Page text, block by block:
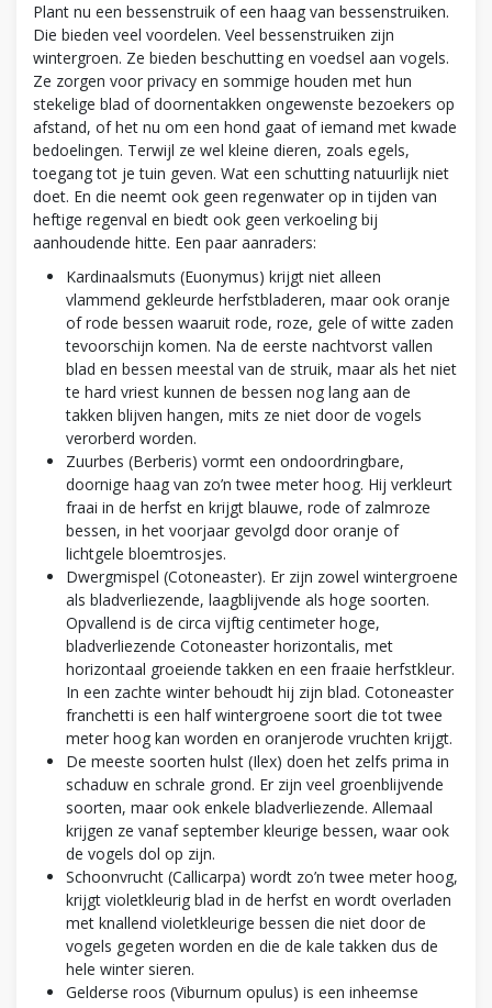
Plant nu een bessenstruik of een haag van bessenstruiken.
Die bieden veel voordelen. Veel bessenstruiken zijn
wintergroen. Ze bieden beschutting en voedsel aan vogels.
Ze zorgen voor privacy en sommige houden met hun
stekelige blad of doornentakken ongewenste bezoekers op
afstand, of het nu om een hond gaat of iemand met kwade
bedoelingen. Terwijl ze wel kleine dieren, zoals egels,
toegang tot je tuin geven. Wat een schutting natuurlijk niet
doet. En die neemt ook geen regenwater op in tijden van
heftige regenval en biedt ook geen verkoeling bij
aanhoudende hitte. Een paar aanraders:
Kardinaalsmuts (Euonymus) krijgt niet alleen
vlammend gekleurde herfstbladeren, maar ook oranje
of rode bessen waaruit rode, roze, gele of witte zaden
tevoorschijn komen. Na de eerste nachtvorst vallen
blad en bessen meestal van de struik, maar als het niet
te hard vriest kunnen de bessen nog lang aan de
takken blijven hangen, mits ze niet door de vogels
verorberd worden.
Zuurbes (Berberis) vormt een ondoordringbare,
doornige haag van zo’n twee meter hoog. Hij verkleurt
fraai in de herfst en krijgt blauwe, rode of zalmroze
bessen, in het voorjaar gevolgd door oranje of
lichtgele bloemtrosjes.
Dwergmispel (Cotoneaster). Er zijn zowel wintergroene
als bladverliezende, laagblijvende als hoge soorten.
Opvallend is de circa vijftig centimeter hoge,
bladverliezende Cotoneaster horizontalis, met
horizontaal groeiende takken en een fraaie herfstkleur.
In een zachte winter behoudt hij zijn blad. Cotoneaster
franchetti is een half wintergroene soort die tot twee
meter hoog kan worden en oranjerode vruchten krijgt.
De meeste soorten hulst (Ilex) doen het zelfs prima in
schaduw en schrale grond. Er zijn veel groenblijvende
soorten, maar ook enkele bladverliezende. Allemaal
krijgen ze vanaf september kleurige bessen, waar ook
de vogels dol op zijn.
Schoonvrucht (Callicarpa) wordt zo’n twee meter hoog,
krijgt violetkleurig blad in de herfst en wordt overladen
met knallend violetkleurige bessen die niet door de
vogels gegeten worden en die de kale takken dus de
hele winter sieren.
Gelderse roos (Viburnum opulus) is een inheemse